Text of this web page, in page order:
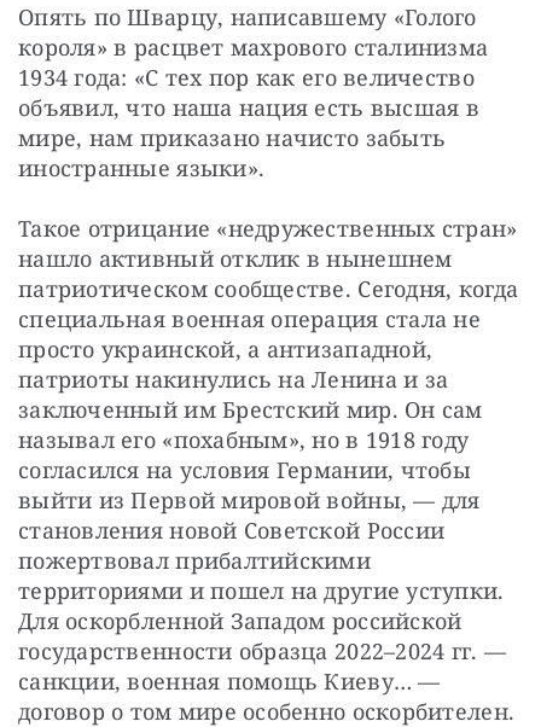
Опять по Шварцу, написавшему «Голого
короля» в расцвет махрового сталинизма
1934 года: «С тех пор как его величество
объявил, что наша нация есть высшая в
мире, нам приказано начисто забыть
иностранные языки».
Такое отрицание «недружественных стран»
нашло активный отклик в нынешнем
патриотическом сообществе. Сегодня, когда
специальная военная операция стала не
просто украинской, а антизападной,
патриоты накинулись на Ленина и за
заключенный им Брестский мир. Он сам
называл его «похабным», но в 1918 году
согласился на условия Германии, чтобы
выйти из Первой мировой войны, — для
становления новой Советской России
пожертвовал прибалтийскими
территориями и пошел на другие уступки.
Для оскорбленной Западом российской
государственности образца 2022–2024 гг. —
санкции, военная помощь Киеву… —
договор о том мире особенно оскорбителен.